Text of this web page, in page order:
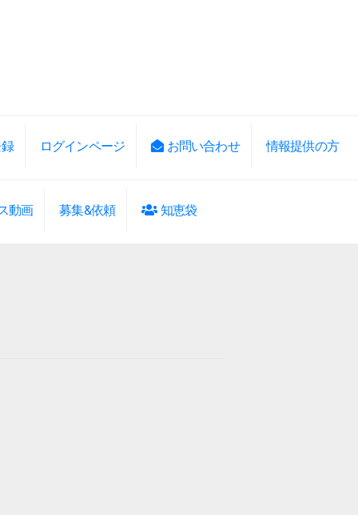
ログインページ お問い合わせ 情報提供の方
動画 募集&依頼 知恵袋